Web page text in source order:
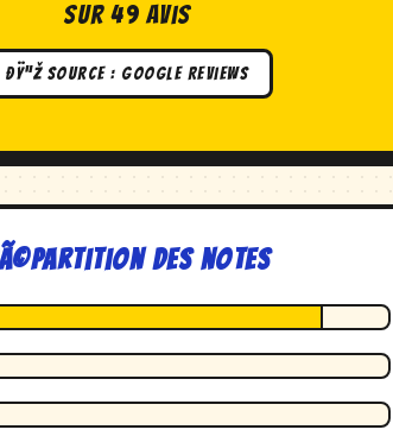
sur 49 avis
ðŸ”Ž Source : Google Reviews
des notes